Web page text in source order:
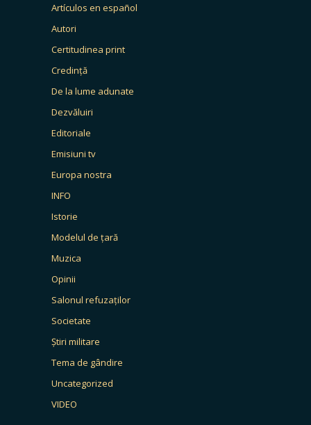
Artículos en español
Autori
Certitudinea print
Credință
De la lume adunate
Dezvăluiri
Editoriale
Emisiuni tv
Europa nostra
INFO
Istorie
Modelul de țară
Muzica
Opinii
Salonul refuzaților
Societate
Știri militare
Tema de gândire
Uncategorized
VIDEO